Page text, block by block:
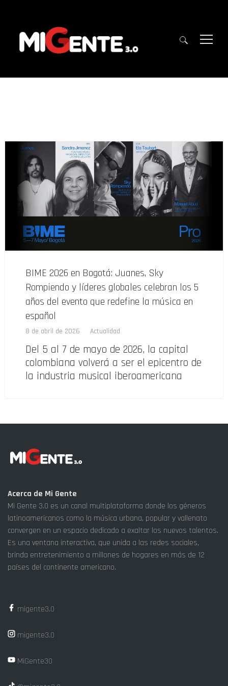
BIME 2026 en Bogotá: Juanes, Sky
Rompiendo y líderes globales celebran los 5
años del evento que redefine la música en
español
8 de abril de 2026 Actualidad
Del 5 al 7 de mayo de 2026, la capital
colombiana volverá a ser el epicentro de
la industria musical iberoamericana
Acerca de Mi Gente
Mi Gente 3.0 es un canal multiplataforma donde los géneros
latinoamericanos como la música urbana, popular y vallenato
convergen en un espacio dedicado a exaltar los nuevos talentos.
Es una ventana interactiva, que unida a las redes sociales,
brinda entretenimiento a millones de hogares en más de 12
países del continente americano.
migente3.0
migente3.0
MiGente30